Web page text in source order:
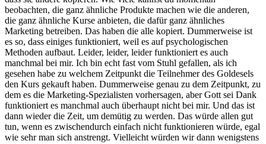
beobachten, die ganz ähnliche Produkte machen wie die anderen,
die ganz ähnliche Kurse anbieten, die dafür ganz ähnliches
Marketing betreiben. Das haben die alle kopiert. Dummerweise ist
es so, dass einiges funktioniert, weil es auf psychologischen
Methoden aufbaut. Leider, leider, leider funktioniert es auch
manchmal bei mir. Ich bin echt fast vom Stuhl gefallen, als ich
gesehen habe zu welchem Zeitpunkt die Teilnehmer des Goldesels
den Kurs gekauft haben. Dummerweise genau zu dem Zeitpunkt, zu
dem es die Marketing-Spezialisten vorhersagen, aber Gott sei Dank
funktioniert es manchmal auch überhaupt nicht bei mir. Und das ist
dann wieder die Zeit, um demütig zu werden. Das würde allen gut
tun, wenn es zwischendurch einfach nicht funktionieren würde, egal
wie sehr man sich anstrengt. Vielleicht würden wir dann wenigstens